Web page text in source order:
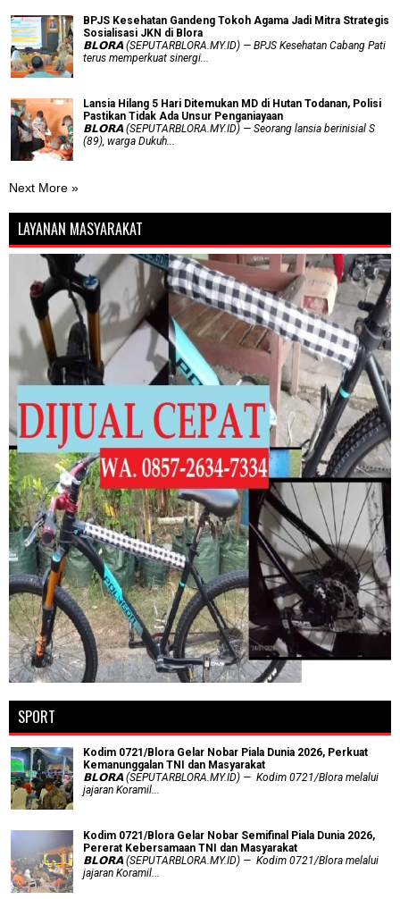
BPJS Kesehatan Gandeng Tokoh Agama Jadi Mitra Strategis
Sosialisasi JKN di Blora
𝗕𝗟𝗢𝗥𝗔 (SEPUTARBLORA.MY.ID) — BPJS Kesehatan Cabang Pati
terus memperkuat sinergi...
Lansia Hilang 5 Hari Ditemukan MD di Hutan Todanan, Polisi
Pastikan Tidak Ada Unsur Penganiayaan
𝗕𝗟𝗢𝗥𝗔 (SEPUTARBLORA.MY.ID) — Seorang lansia berinisial S
(89), warga Dukuh...
Next More »
LAYANAN MASYARAKAT
SPORT
Kodim 0721/Blora Gelar Nobar Piala Dunia 2026, Perkuat
Kemanunggalan TNI dan Masyarakat
𝗕𝗟𝗢𝗥𝗔 (SEPUTARBLORA.MY.ID) — Kodim 0721/Blora melalui
jajaran Koramil...
Kodim 0721/Blora Gelar Nobar Semifinal Piala Dunia 2026,
Pererat Kebersamaan TNI dan Masyarakat
𝗕𝗟𝗢𝗥𝗔 (SEPUTARBLORA.MY.ID) — Kodim 0721/Blora melalui
jajaran Koramil...